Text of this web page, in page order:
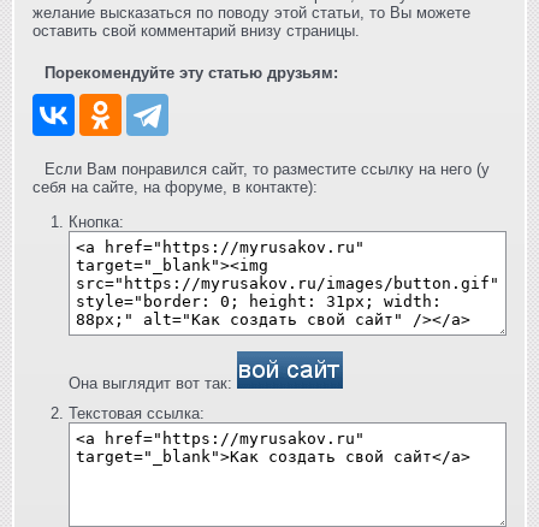
желание высказаться по поводу этой статьи, то Вы можете
оставить свой комментарий внизу страницы.
Порекомендуйте эту статью друзьям:
Если Вам понравился сайт, то разместите ссылку на него (у
себя на сайте, на форуме, в контакте):
Кнопка:
Она выглядит вот так:
Текстовая ссылка: